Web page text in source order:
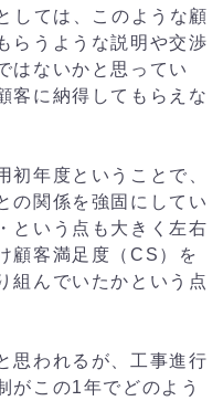
しては、このような顧
らうような説明や交渉
はないかと思ってい
客に納得してもらえな
初年度ということで、
の関係を強固にしてい
という点も大きく左右
顧客満足度（CS）を
組んでいたかという点
思われるが、工事進行
がこの1年でどのよう